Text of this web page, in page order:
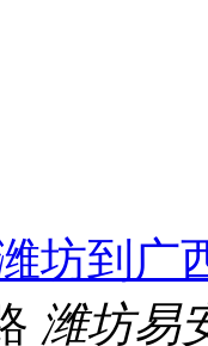
坊到广
潍坊易